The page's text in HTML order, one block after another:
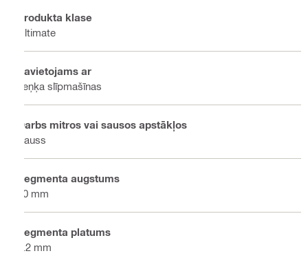
Produkta klase
Ultimate
Savietojams ar
Leņķa slīpmašīnas
Darbs mitros vai sausos apstākļos
Sauss
Segmenta augstums
10 mm
Segmenta platums
1.2 mm